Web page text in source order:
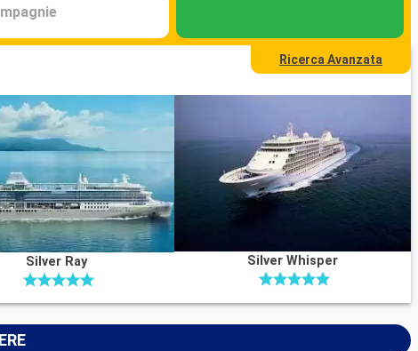
Ricerca Avanzata
Silver Ray Silver Whisper